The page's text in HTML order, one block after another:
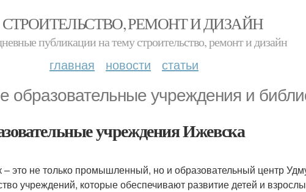
СТРОИТЕЛЬСТВО, РЕМОНТ И ДИЗАЙН
публикации на тему строительство, ремонт и дизайн
главная новости статьи
образовательные учреждения и
учреждения Ижевска
– это не только промышленный, но и образовательный центр
учреждений, которые обеспечивают развитие детей и